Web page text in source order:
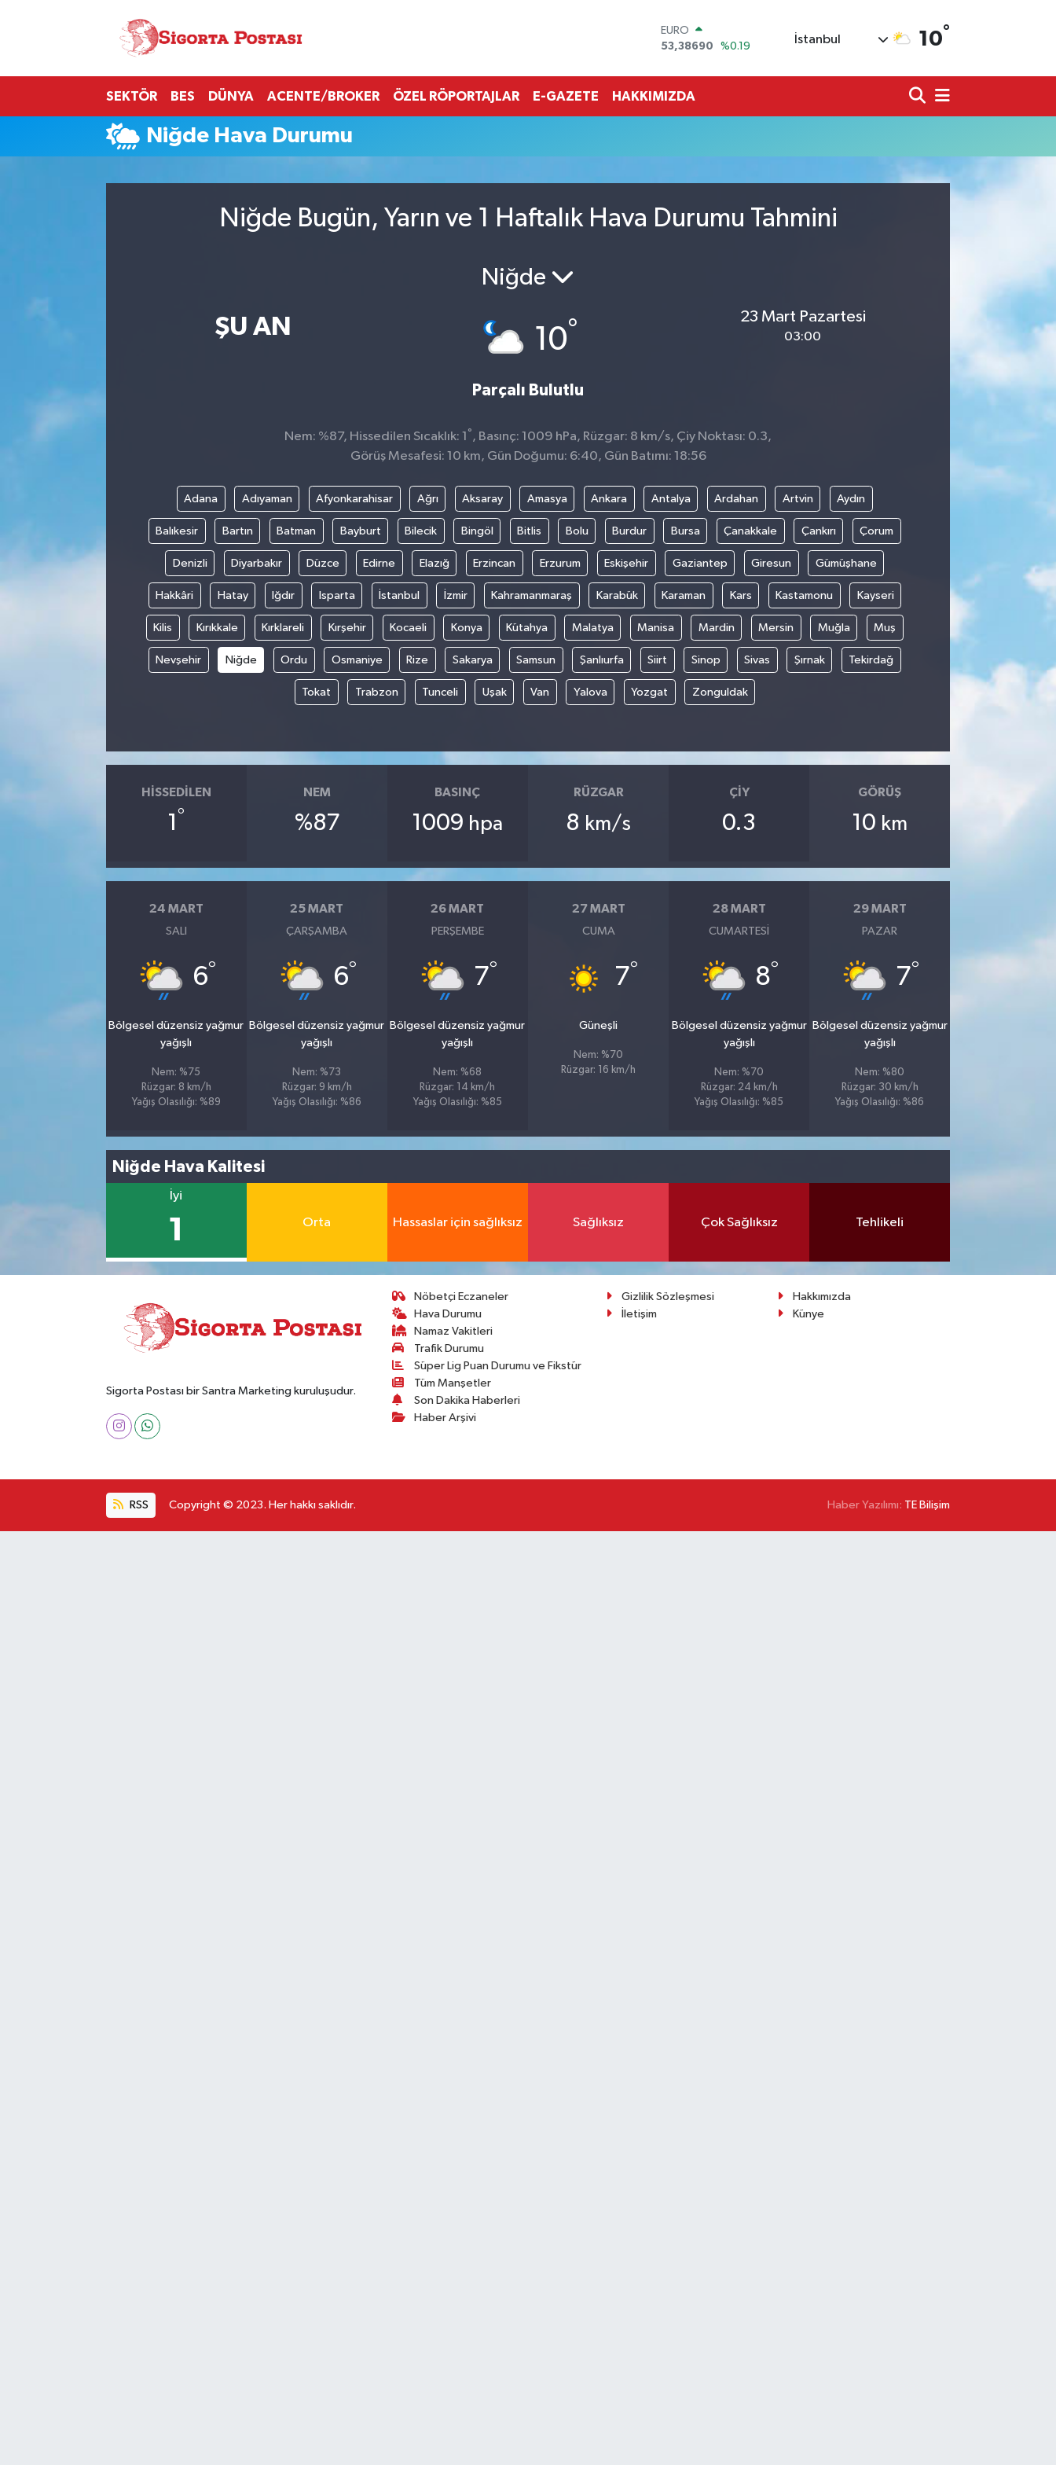
EURO
53,38690
%0.19
61,60380
%0.18
G.ALTIN
DOLAR
İstanbul 10°
SEKTÖR BES DÜNYA ACENTE/BROKER ÖZEL RÖPORTAJLAR E-GAZETE HAKKIMIZDA
Niğde Hava Durumu
Niğde Bugün, Yarın ve 1 Haftalık Hava Durumu Tahmini
ŞU AN
Niğde
10°
Parçalı Bulutlu
23 Mart Pazartesi
03:00
Nem: %87, Hissedilen Sıcaklık: 1 ° , Basınç: 1009 hPa, Rüzgar: 8 km/s, Çiy Noktası: 0.3,
Görüş Mesafesi: 10 km, Gün Doğumu: 6:40, Gün Batımı: 18:56
Adana Adıyaman Afyonkarahisar Ağrı Aksaray Amasya Ankara Antalya Ardahan Artvin Aydın
Balıkesir Bartın Batman Bayburt Bilecik Bingöl Bitlis Bolu Burdur Bursa Çanakkale Çankırı Çorum
Denizli Diyarbakır Düzce Edirne Elazığ Erzincan Erzurum Eskişehir Gaziantep Giresun Gümüşhane
Hakkâri Hatay Iğdır Isparta İstanbul İzmir Kahramanmaraş Karabük Karaman Kars Kastamonu Kayseri
Kilis Kırıkkale Kırklareli Kırşehir Kocaeli Konya Kütahya Malatya Manisa Mardin Mersin Muğla Muş
Nevşehir Niğde Ordu Osmaniye Rize Sakarya Samsun Şanlıurfa Siirt Sinop Sivas Şırnak Tekirdağ
Tokat Trabzon Tunceli Uşak Van Yalova Yozgat Zonguldak
HISSEDILEN
1°
NEM
%87
BASINÇ
1009 hpa
RÜZGAR
8 km/s
ÇIY
0.3
GÖRÜŞ
10 km
24 MART
SALI
6°
Bölgesel düzensiz yağmur
yağışlı
Nem: %75
Rüzgar: 8 km/h
Yağış Olasılığı: %89
25 MART
ÇARŞAMBA
6°
Bölgesel düzensiz yağmur
yağışlı
Nem: %73
Rüzgar: 9 km/h
Yağış Olasılığı: %86
26 MART
PERŞEMBE
7°
Bölgesel düzensiz yağmur
yağışlı
Nem: %68
Rüzgar: 14 km/h
Yağış Olasılığı: %85
27 MART
CUMA
7°
Güneşli
Nem: %70
Rüzgar: 16 km/h
28 MART
CUMARTESI
8°
Bölgesel düzensiz yağmur
yağışlı
Nem: %70
Rüzgar: 24 km/h
Yağış Olasılığı: %85
29 MART
PAZAR
7°
Bölgesel düzensiz yağmur
yağışlı
Nem: %80
Rüzgar: 30 km/h
Yağış Olasılığı: %86
Niğde Hava Kalitesi
İyi
1 Orta Hassaslar için sağlıksız Sağlıksız Çok Sağlıksız Tehlikeli
Sigorta Postası bir Santra Marketing kuruluşudur.
Nöbetçi Eczaneler
Hava Durumu
Namaz Vakitleri
Trafik Durumu
Süper Lig Puan Durumu ve Fikstür
Tüm Manşetler
Son Dakika Haberleri
Haber Arşivi
Gizlilik Sözleşmesi
Hakkımızda
İletişim
Künye
RSS Copyright © 2023. Her hakkı saklıdır. Haber Yazılımı: TE Bilişim
Nöbetçi Eczaneler
Hava Durumu
Namaz Vakitleri
Süper Lig Puan Durumu ve Fikstür
Son Dakika Haberleri